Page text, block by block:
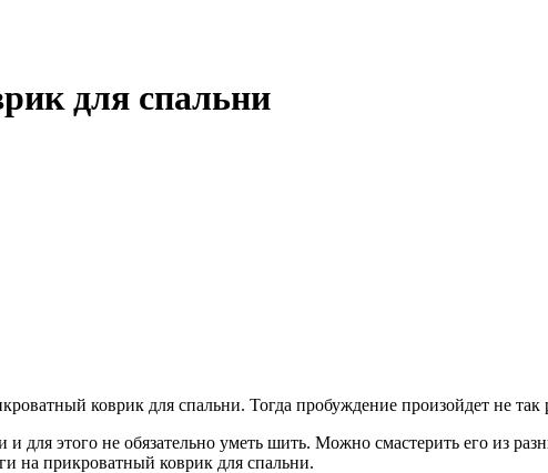
для спальни
коврик для спальни. Тогда пробуждение произойдет не
для этого не обязательно уметь шить. Можно смастерить его из
на прикроватный коврик для спальни.